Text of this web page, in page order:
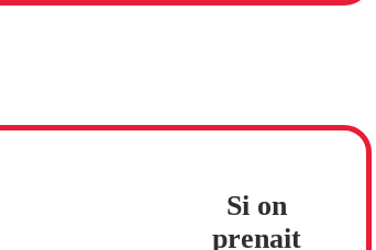
Si on
prenait